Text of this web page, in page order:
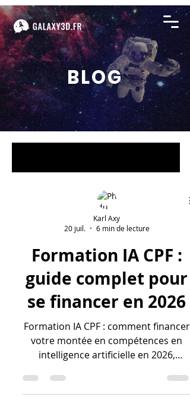
BLOG
Karl Axy
20 juil.
6 min de lecture
Formation IA CPF :
guide complet pour
se financer en 2026
Formation IA CPF : comment financer
votre montée en compétences en
intelligence artificielle en 2026,